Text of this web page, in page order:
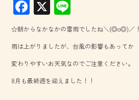
F
ac
e
b
o
ok
X
ne
☆朝からなかなかの雷雨でしたね＼(◎o◎)／！
雨は上がりましたが、台風の影響もあってか
変わりやすいお天気なのでご注意ください。
8月も最終週を迎えました！！